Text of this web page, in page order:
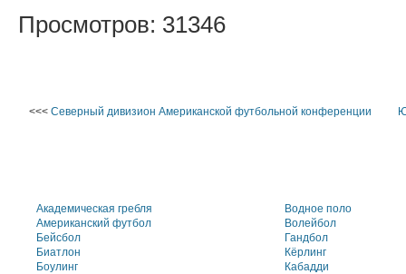
Просмотров: 31346
<<< Северный дивизион Американской футбольной конференции
Академическая гребля
Американский футбол
Бейсбол
Биатлон
Боулинг
Водное поло
Волейбол
Гандбол
Кёрлинг
Кабадди